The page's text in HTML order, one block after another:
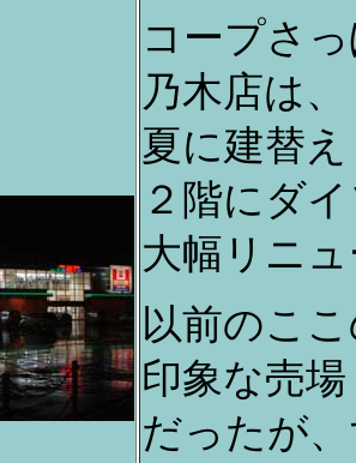
コープさ
乃木店は、
夏に建替
２階にダ
大幅リニ
以前のこ
印象な売場
だったが